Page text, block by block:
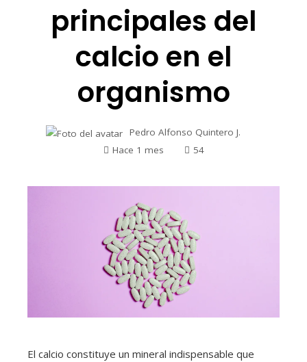
principales del
calcio en el
organismo
Pedro Alfonso Quintero J.
Hace 1 mes
54
El calcio constituye un mineral indispensable que